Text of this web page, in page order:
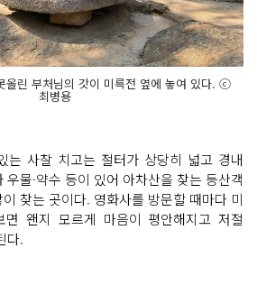
올린 부처님의 갓이 미륵전 옆에 놓여 있다. ⓒ
최병용
는 사찰 치고는 절터가 상당히 넓고 경내
물·약수 등이 있어 아차산을 찾는 등산객
찾는 곳이다. 영화사를 방문할 때마다 미
면 왠지 모르게 마음이 평안해지고 저절
다.